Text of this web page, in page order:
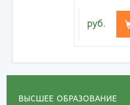
ВЫСШЕЕ ОБРАЗОВАНИЕ
руб.